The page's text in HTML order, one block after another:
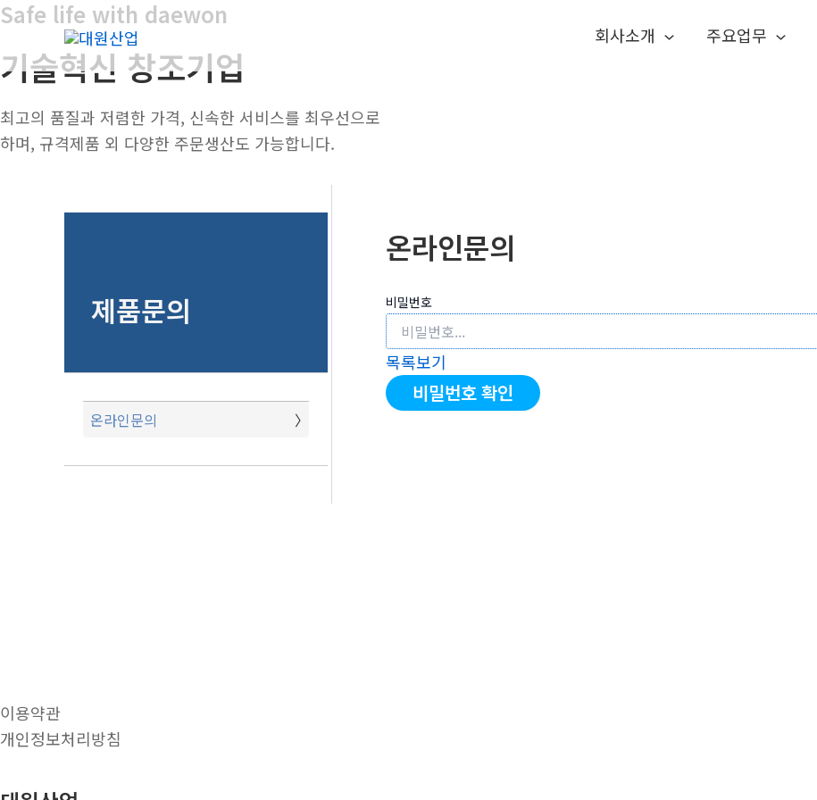
콘
츠
건
너
회사소개 주요업무
Safe life with daewon
기술혁신 창조기업
최고의 품질과 저렴한 가격, 신속한 서비스를 최우선으로
하며, 규격제품 외 다양한 주문생산도 가능합니다.
제품문의
온라인문의
온라인문의
비밀번호
목록보기
비밀번호 확인
이용약관
개인정보처리방침